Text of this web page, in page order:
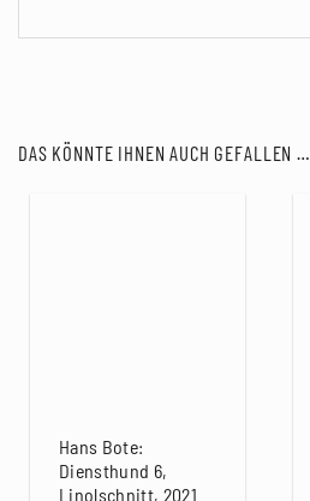
DAS KÖNNTE IHNEN AUCH GEFALLEN …
Hans Bote:
Diensthund 6,
Linolschnitt, 2021